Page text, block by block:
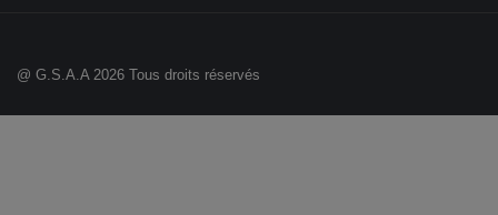
@ G.S.A.A 2026 Tous droits réservés